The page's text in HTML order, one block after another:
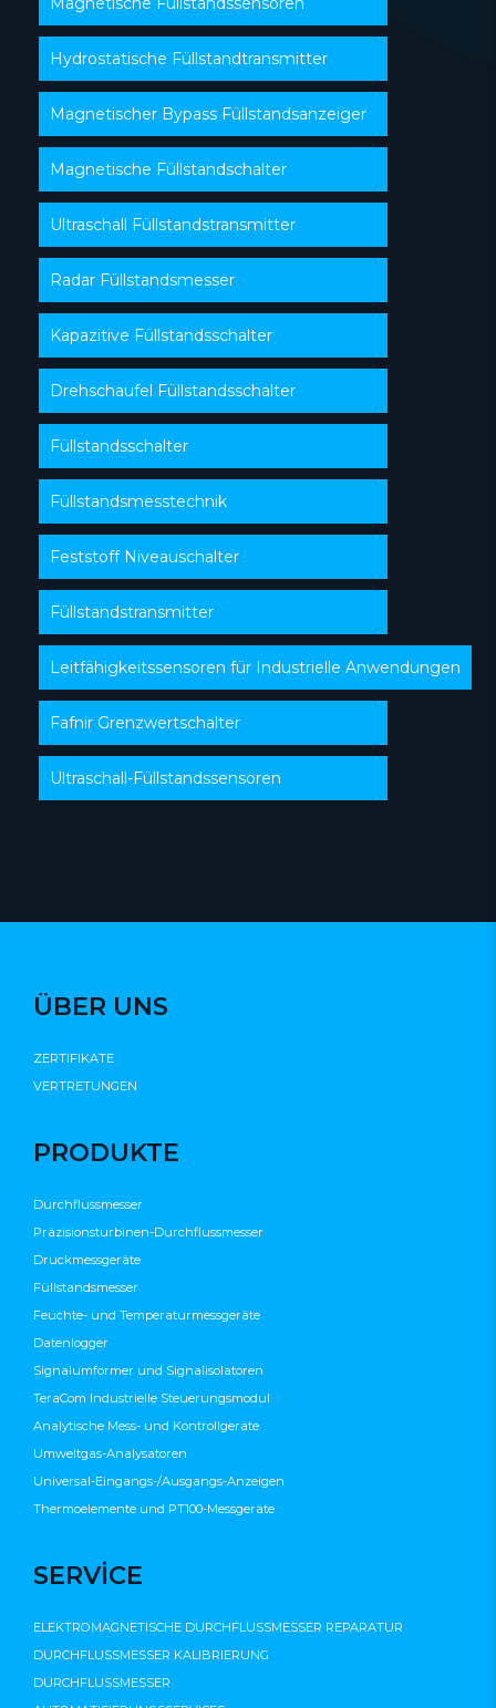
Hydrostatische Füllstandtransmitter
Magnetischer Bypass Füllstandsanzeiger
Magnetische Füllstandschalter
Ultraschall Füllstandstransmitter
Radar Füllstandsmesser
Kapazitive Füllstandsschalter
Drehschaufel Füllstandsschalter
Füllstandsschalter
Füllstandsmesstechnik
Feststoff Niveauschalter
Füllstandstransmitter
Leitfähigkeitssensoren für Industrielle Anwendungen
Fafnir Grenzwertschalter
Ultraschall-Füllstandssensoren
ÜBER UNS
ZERTIFIKATE
VERTRETUNGEN
PRODUKTE
Durchflussmesser
Präzisionsturbinen-Durchflussmesser
Druckmessgeräte
Füllstandsmesser
Feuchte- und Temperaturmessgeräte
Datenlogger
Signalumformer und Signalisolatoren
TeraCom Industrielle Steuerungsmodul
Analytische Mess- und Kontrollgeräte
Umweltgas-Analysatoren
Universal-Eingangs-/Ausgangs-Anzeigen
Thermoelemente und PT100-Messgeräte
SERVİCE
ELEKTROMAGNETISCHE DURCHFLUSSMESSER REPARATUR
DURCHFLUSSMESSER KALIBRIERUNG
DURCHFLUSSMESSER